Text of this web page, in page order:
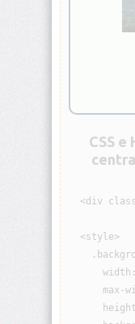
aspect-
ratio
backdrop-
filter
backface-
visibility
background
background-
attachment
background-
blend-
mode
CSS e